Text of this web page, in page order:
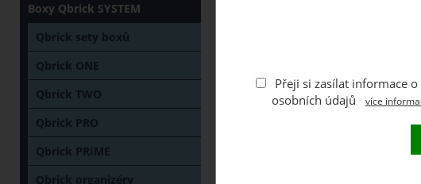
3-10 dní
Zobrazit
Boxy Qbrick SYSTEM
Qbrick sety boxů
Qbrick ONE
Qbrick TWO
Qbrick PRO
Qbrick PRIME
Qbrick organizéry
Přeji si zasílat informace
osobních údajů
více